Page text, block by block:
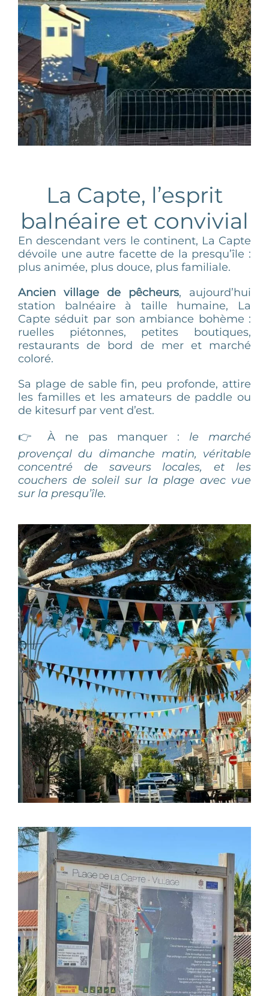
La Capte, l’esprit
balnéaire et convivial
En descendant vers le continent, La Capte
dévoile une autre facette de la presqu’île :
plus animée, plus douce, plus familiale.
Ancien village de pêcheurs, aujourd’hui
station balnéaire à taille humaine, La
Capte séduit par son ambiance bohème :
ruelles piétonnes, petites boutiques,
restaurants de bord de mer et marché
coloré.
Sa plage de sable fin, peu profonde, attire
les familles et les amateurs de paddle ou
de kitesurf par vent d’est.
👉 À ne pas manquer : le marché
provençal du dimanche matin, véritable
concentré de saveurs locales, et les
couchers de soleil sur la plage avec vue
sur la presqu’île.